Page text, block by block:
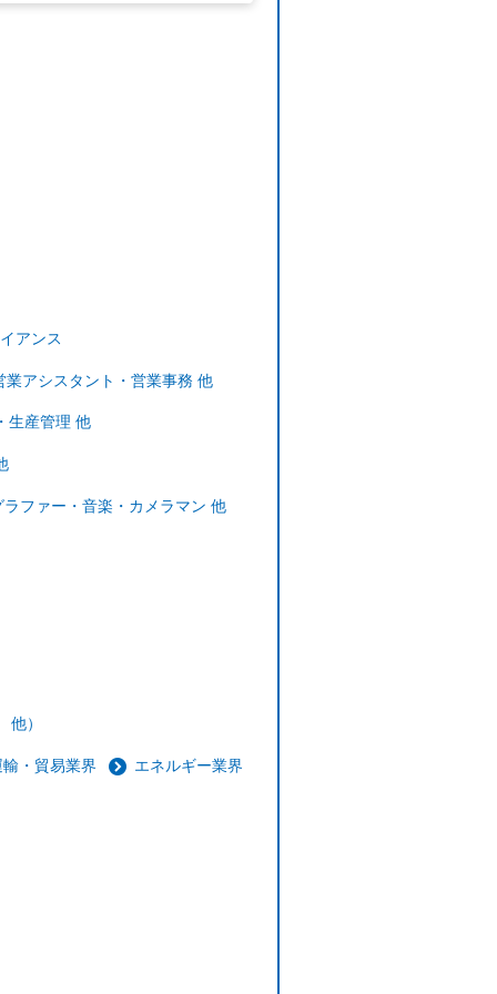
アンス
業アシスタント・営業事務 他
生産管理 他
ファー・音楽・カメラマン 他
）
・貿易業界 エネルギー業界